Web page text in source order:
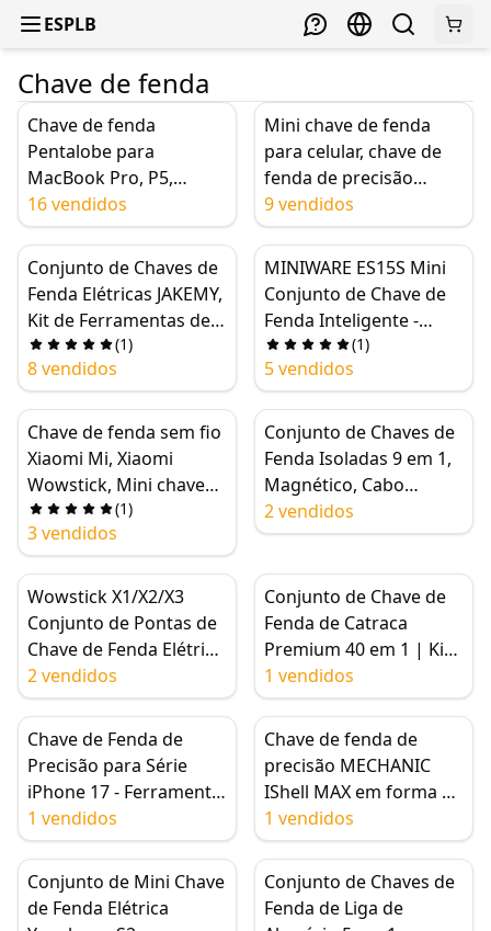
ESPLB
Chave de fenda
Chave de fenda
Pentalobe para
MacBook Pro, P5,
1.2mm, Ferramenta de
Precisão
Antiderrapante para Air
Retina Display
16 vendidos
Mini chave de fenda
para celular, chave de
fenda de precisão
MECHANIC iShell,
magnética potente, liga
de magnésio e silício de
alta dureza, bits super
duros
9 vendidos
Conjunto de Chaves de
Fenda Elétricas JAKEMY,
Kit de Ferramentas de
Reparo de Precisão
Recarregável 180 em 1
com Bits Magnéticos
Hex Phillips
(1)
8 vendidos
MINIWARE ES15S Mini
Conjunto de Chave de
Fenda Inteligente -
Controle de Movimento
Inteligente, 24 Bits e
LED
(1)
5 vendidos
Chave de fenda sem fio
Xiaomi Mi, Xiaomi
Wowstick, Mini chave
de fenda elétrica, Try S2
Chave de fenda elétrica
de precisão com 20 bits
(1)
3 vendidos
Conjunto de Chaves de
Fenda Isoladas 9 em 1,
Magnético, Cabo
PP+TPR, Aço CR-V
(Phillips, Fenda,
2 vendidos
Wowstick X1/X2/X3
Conjunto de Pontas de
Chave de Fenda Elétrica
4mm S2 Aço
2 vendidos
Conjunto de Chave de
Fenda de Catraca
Premium 40 em 1 | Kit
de Ferramentas de
Reparo de Precisão
Multifuncional de Aço
S2 Magnético
1 vendidos
Chave de Fenda de
Precisão para Série
iPhone 17 - Ferramenta
Profissional de Serviço
Pesado para
Desmontagem de
Parafusos Inferiores do
iPhone 17, Air e Pro
1 vendidos
Chave de fenda de
precisão MECHANIC
IShell MAX em forma de
flor de ameixa para
ferramentas de
desmontagem interna
inferior do iPhone 17
Conjunto
1 vendidos
Conjunto de Mini Chave
de Fenda Elétrica
Conjunto de Chaves de
Fenda de Liga de